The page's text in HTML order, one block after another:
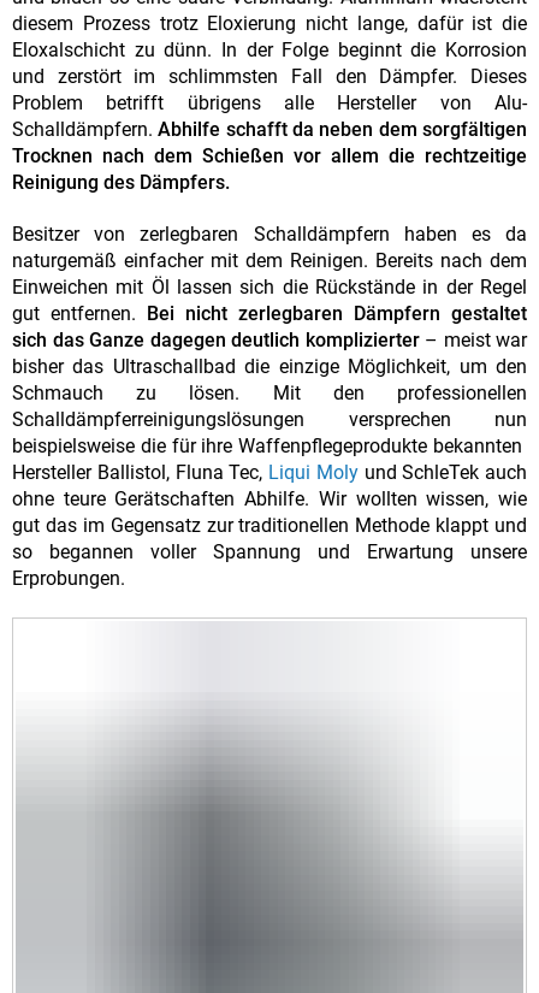
diesem Prozess trotz Eloxierung nicht lange, dafür ist die
Eloxalschicht zu dünn. In der Folge beginnt die Korrosion
und zerstört im schlimmsten Fall den Dämpfer. Dieses
Problem betrifft übrigens alle Hersteller von Alu-
Schalldämpfern.Abhilfe schafft da neben dem sorgfältigen
Trocknen nach dem Schießen vor allem die rechtzeitige
Reinigung des Dämpfers.
Besitzer von zerlegbaren Schalldämpfern haben es da
naturgemäß einfacher mit dem Reinigen. Bereits nach dem
Einweichen mit Öl lassen sich die Rückstände in der Regel
gut entfernen.
Bei nicht zerlegbaren Dämpfern gestaltet
sich das Ganze dagegen deutlich komplizierter– meist war
bisher das Ultraschallbad die einzige Möglichkeit, um den
Schmauch zu lösen. Mit den professionellen
Schalldämpferreinigungslösungen versprechen nun
beispielsweise die für ihre Waffenpflegeprodukte bekannten
Hersteller Ballistol, Fluna Tec, Liqui Molyund SchleTek auch
ohne teure Gerätschaften Abhilfe. Wir wollten wissen, wie
gut das im Gegensatz zur traditionellen Methode klappt und
so begannen voller Spannung und Erwartung unsere
Erprobungen.